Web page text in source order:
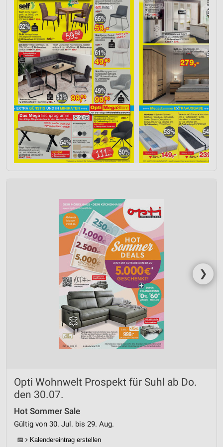
❯
Opti Wohnwelt Prospekt für Suhl ab Do.
den 30.07.
Hot Sommer Sale
Gültig von 30. Jul. bis 29. Aug.
📅 Kalendereintrag erstellen
personalisierter Inhalte
Messung der Werbeleistung
Messung der Performance von Inhalten
Analyse von Zielgruppen durch Statistiken oder
Kombinationen von Daten aus verschiedenen
Quellen
Entwicklung und Verbesserung der Angebote
Verwendung reduzierter Daten zur Auswahl von
Inhalten
IAB-Besonderheiten:
Verwendung genauer Standortdaten
Nicht-IAB-Verarbeitungszwecke: